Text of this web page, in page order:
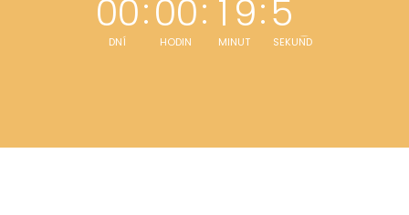
00
DNÍ
00
HODIN
1 9
MINUT
5
SEKUND